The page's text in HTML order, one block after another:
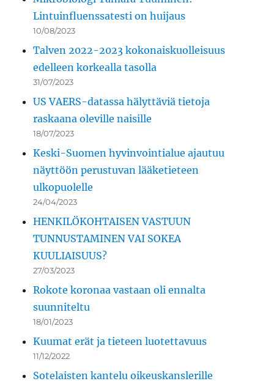
Lintuinfluenssatesti on huijaus
10/08/2023
Talven 2022-2023 kokonaiskuolleisuus
edelleen korkealla tasolla
31/07/2023
US VAERS-datassa hälyttäviä tietoja
raskaana oleville naisille
18/07/2023
Keski-Suomen hyvinvointialue ajautuu
näyttöön perustuvan lääketieteen
ulkopuolelle
24/04/2023
HENKILÖKOHTAISEN VASTUUN
TUNNUSTAMINEN VAI SOKEA
KUULIAISUUS?
27/03/2023
Rokote koronaa vastaan oli ennalta
suunniteltu
18/01/2023
Kuumat erät ja tieteen luotettavuus
11/12/2022
Sotelaisten kantelu oikeuskanslerille